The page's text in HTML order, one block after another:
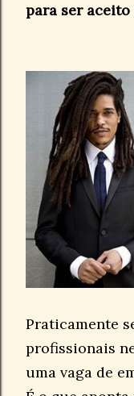
para ser
Praticamente
profissionais
uma vaga de